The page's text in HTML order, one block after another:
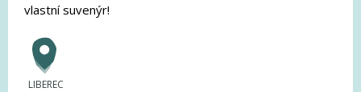
vlastní suvenýr!
LIBEREC